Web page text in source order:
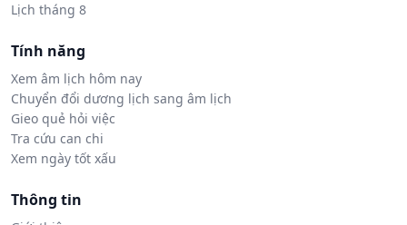
Lịch tháng 8
Tính năng
Xem âm lịch hôm nay
Chuyển đổi dương lịch sang âm lịch
Gieo quẻ hỏi việc
Tra cứu can chi
Xem ngày tốt xấu
Thông tin